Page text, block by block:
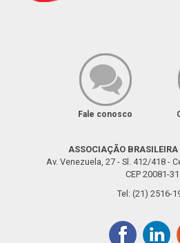
Fale conosco
ASSOCIAÇÃO BRASILEIRA
Av. Venezuela, 27 - Sl. 412/418 -
CEP 20081-
Tel: (21) 2516-